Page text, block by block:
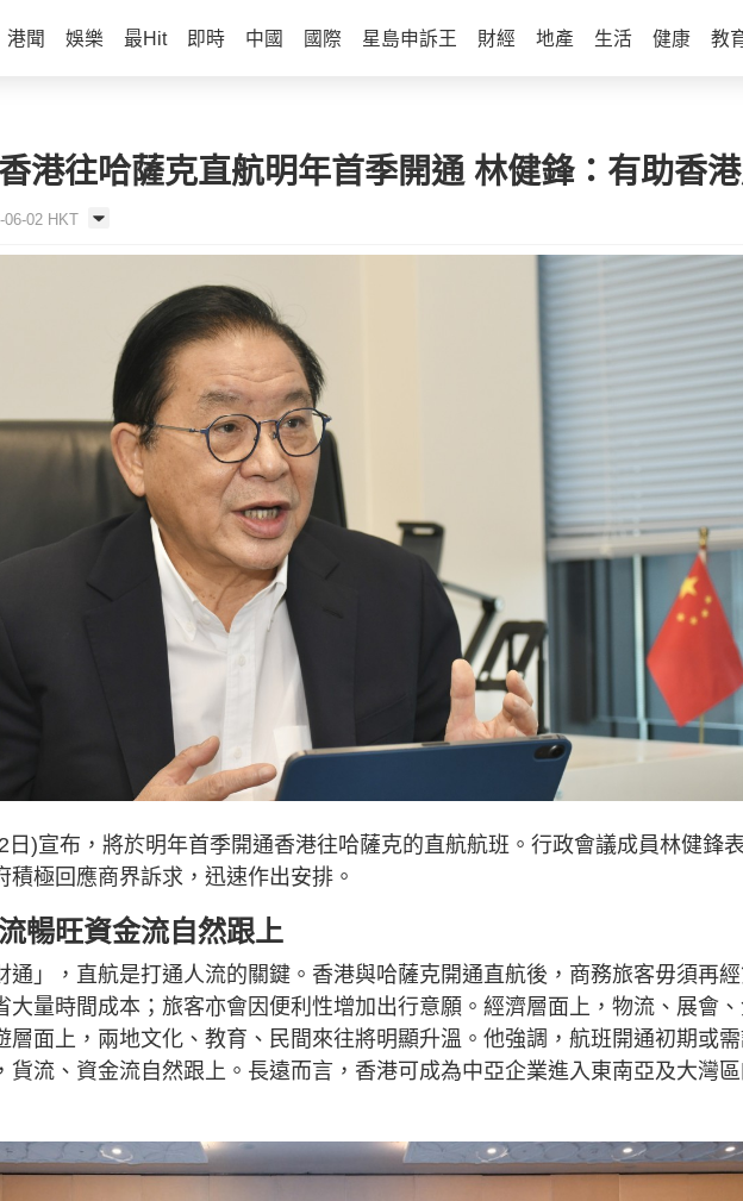
港聞 娛樂 最Hit 即時 中國 國際 星島申訴王 財經 地產 生活 健康 教
港往哈薩克直航明年首季開通 林健鋒：有助香
06-02 HKT
日)宣布，將於明年首季開通香港往哈薩克的直航航班。行政會議成員林健鋒
積極回應商界訴求，迅速作出安排。
暢旺資金流自然跟上
通」，直航是打通人流的關鍵。香港與哈薩克開通直航後，商務旅客毋須再
大量時間成本；旅客亦會因便利性增加出行意願。經濟層面上，物流、展會
層面上，兩地文化、教育、民間來往將明顯升溫。他強調，航班開通初期或
貨流、資金流自然跟上。長遠而言，香港可成為中亞企業進入東南亞及大灣